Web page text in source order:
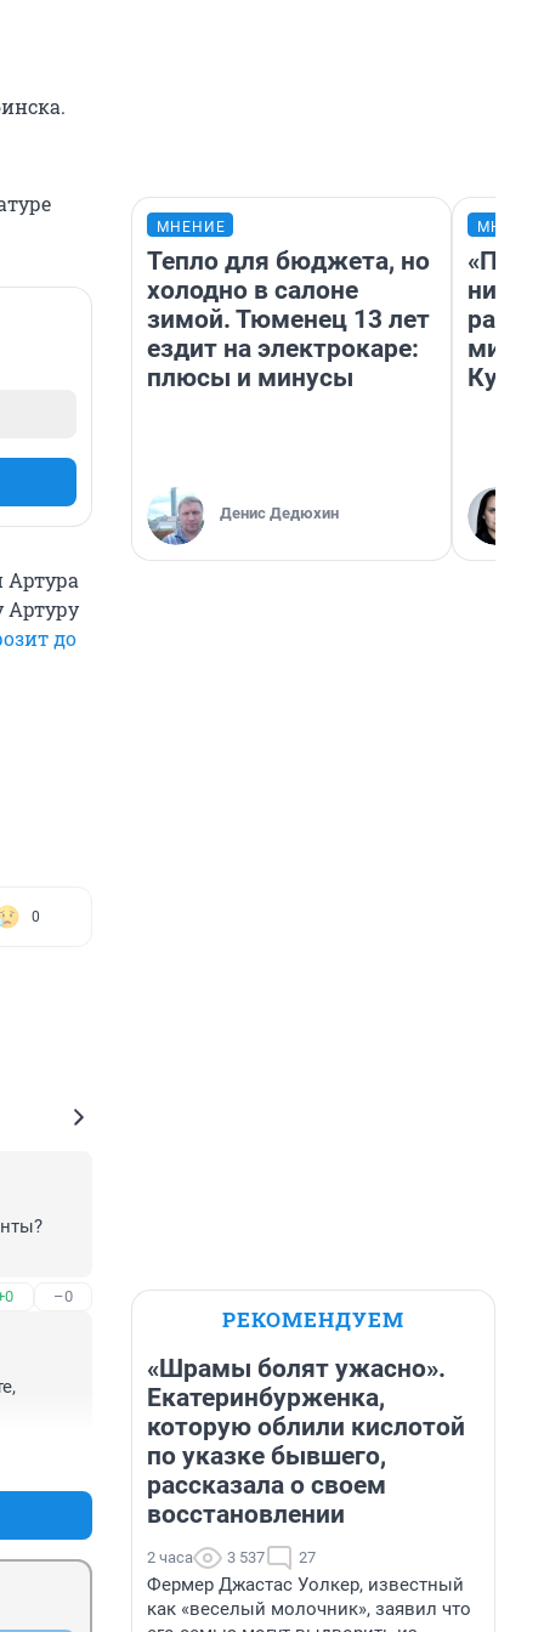
Артура
Артуру
до
0
–0
МНЕНИЕ
Тепло для бюджета, но
холодно в салоне
зимой. Тюменец 13 лет
ездит на электрокаре:
плюсы и минусы
Денис Дедюхин
Кузи
РЕКОМЕНДУЕМ
«Шрамы болят ужасно».
Екатеринбурженка,
которую облили кислотой
по указке бывшего,
рассказала о своем
восстановлении
2 часа 3 537 27
Фермер Джастас Уолкер, известный
как «веселый молочник», заявил что